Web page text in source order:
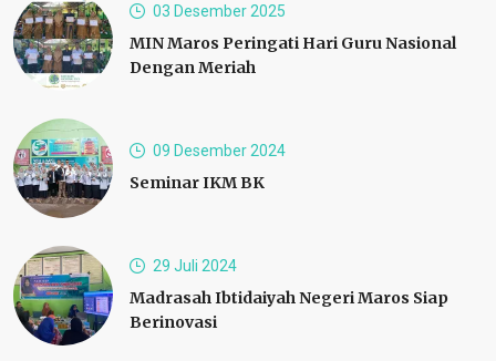
03 Desember 2025
MIN Maros Peringati Hari Guru Nasional
Dengan Meriah
09 Desember 2024
Seminar IKM BK
29 Juli 2024
Madrasah Ibtidaiyah Negeri Maros Siap
Berinovasi